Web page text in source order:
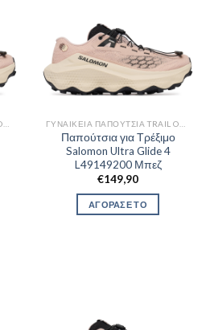
Παπούτσια για Τρέξιμο
Salomon Ultra Glide 4
L49149200 Μπεζ
€149,90
ΑΓΟΡΑΣΕ ΤΟ